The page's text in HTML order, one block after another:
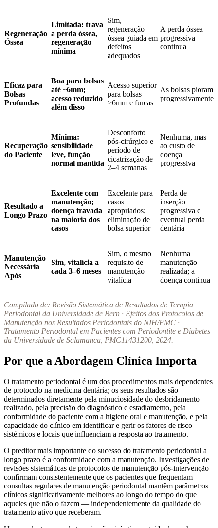
Regeneração
Óssea
Limitada: trava
a perda óssea,
regeneração
mínima
Sim,
regeneração
óssea guiada em
defeitos
adequados
A perda óssea
progressiva
continua
Eficaz para
Bolsas
Profundas
Boa para bolsas
até ~6mm;
acesso reduzido
além disso
Acesso superior
para bolsas
>6mm e furcas
As bolsas pioram
progressivamente
Recuperação
do Paciente
Mínima:
sensibilidade
leve, função
normal mantida
Desconforto
pós-cirúrgico e
período de
cicatrização de
2–4 semanas
Nenhuma, mas
ao custo de
doença
progressiva
Resultado a
Longo Prazo
Excelente com
manutenção;
doença travada
na maioria dos
casos
Excelente para
casos
apropriados;
eliminação de
bolsa superior
Perda de
inserção
progressiva e
eventual perda
dentária
Manutenção
Necessária
Após
Sim, vitalícia a
cada 3–6 meses
Sim, o mesmo
requisito de
manutenção
vitalícia
Nenhuma
manutenção
realizada; a
doença continua
Compilado de: Revisão Sistemática de Resultados de Terapia
Periodontal da Universidade de Bern · Efeitos dos Protocolos de
Manutenção nos Resultados Periodontais do NIH/PMC ·
Tratamento Periodontal em Pacientes com Periodontite e Diabetes
da Universidade de Salamanca, PMC11431200, 2024.
Por que a Abordagem Clínica Importa
O tratamento periodontal é um dos procedimentos mais dependentes
de protocolo na medicina dentária; os seus resultados são
determinados diretamente pela minuciosidade do desbridamento
realizado, pela precisão do diagnóstico e estadiamento, pela
conformidade do paciente com a higiene oral e manutenção, e pela
capacidade do clínico em identificar e gerir os fatores de risco
sistémicos e locais que influenciam a resposta ao tratamento.
O preditor mais importante do sucesso do tratamento periodontal a
longo prazo é a conformidade com a manutenção. Investigações de
revisões sistemáticas de protocolos de manutenção pós-intervenção
confirmam consistentemente que os pacientes que frequentam
consultas regulares de manutenção periodontal mantêm parâmetros
clínicos significativamente melhores ao longo do tempo do que
aqueles que não o fazem — independentemente da qualidade do
tratamento ativo que receberam.